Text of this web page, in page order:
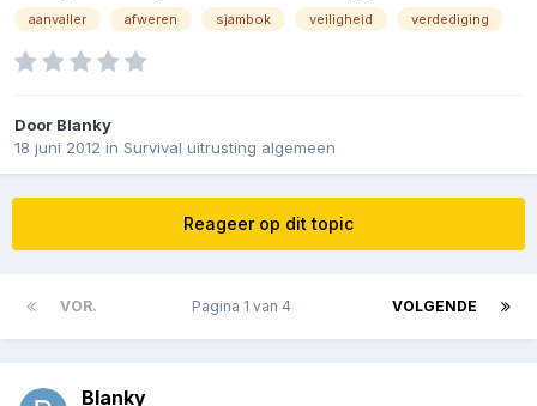
aanvaller afweren sjambok veiligheid verdediging
Door Blanky
18 juni 2012 in Survival uitrusting algemeen
Reageer op dit topic
VOR. VOLGENDE
Pagina 1 van 4
Blanky